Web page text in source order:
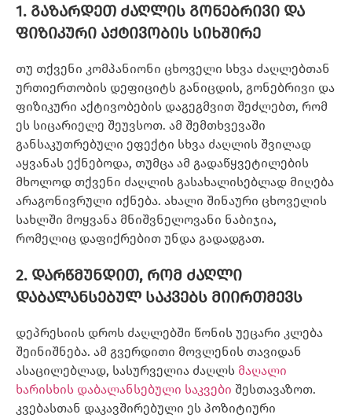
1. გაზარდეთ ძაღლის გონებრივი და
ფიზიკური აქტივობის სიხშირე
თუ თქვენი კომპანიონი ცხოველი სხვა ძაღლებთან
ურთიერთობის დეფიციტს განიცდის, გონებრივი და
ფიზიკური აქტივობების დაგეგმვით შეძლებთ, რომ
ეს სიცარიელე შეუვსოთ. ამ შემთხვევაში
განსაკუთრებული ეფექტი სხვა ძაღლის შვილად
აყვანას ექნებოდა, თუმცა ამ გადაწყვეტილების
მხოლოდ თქვენი ძაღლის გასახალისებლად მიღება
არაგონივრული იქნება. ახალი შინაური ცხოველის
სახლში მოყვანა მნიშვნელოვანი ნაბიჯია,
რომელიც დაფიქრებით უნდა გადადგათ.
2. დარწმუნდით, რომ ძაღლი
დაბალანსებულ საკვებს მიირთმევს
დეპრესიის დროს ძაღლებში წონის უეცარი კლება
შეინიშნება. ამ გვერდითი მოვლენის თავიდან
ასაცილებლად, სასურველია ძაღლს მაღალი
ხარისხის დაბალანსებული საკვები შესთავაზოთ.
კვებასთან დაკავშირებული ეს პოზიტიური